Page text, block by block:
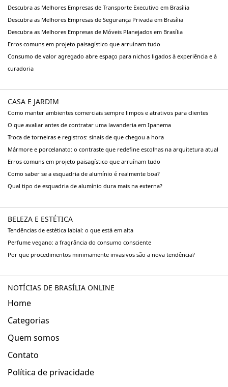
Descubra as Melhores Empresas de Transporte Executivo em Brasília
Descubra as Melhores Empresas de Segurança Privada em Brasília
Descubra as Melhores Empresas de Móveis Planejados em Brasília
Erros comuns em projeto paisagístico que arruínam tudo
Consumo de valor agregado abre espaço para nichos ligados à experiência e à
curadoria
CASA E JARDIM
Como manter ambientes comerciais sempre limpos e atrativos para clientes
O que avaliar antes de contratar uma lavanderia em Ipanema
Troca de torneiras e registros: sinais de que chegou a hora
Mármore e porcelanato: o contraste que redefine escolhas na arquitetura atual
Erros comuns em projeto paisagístico que arruínam tudo
Como saber se a esquadria de alumínio é realmente boa?
Qual tipo de esquadria de alumínio dura mais na externa?
BELEZA E ESTÉTICA
Tendências de estética labial: o que está em alta
Perfume vegano: a fragrância do consumo consciente
Por que procedimentos minimamente invasivos são a nova tendência?
NOTÍCIAS DE BRASÍLIA ONLINE
Home
Categorias
Quem somos
Contato
Política de privacidade